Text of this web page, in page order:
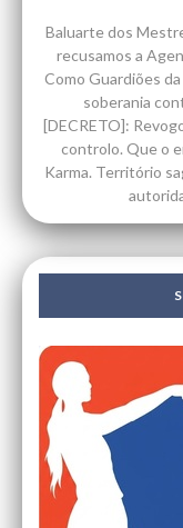
Baluarte dos
recusamos a
Como Guardiões
soberania
[DECRETO]:
controlo. Que o
Karma. Território